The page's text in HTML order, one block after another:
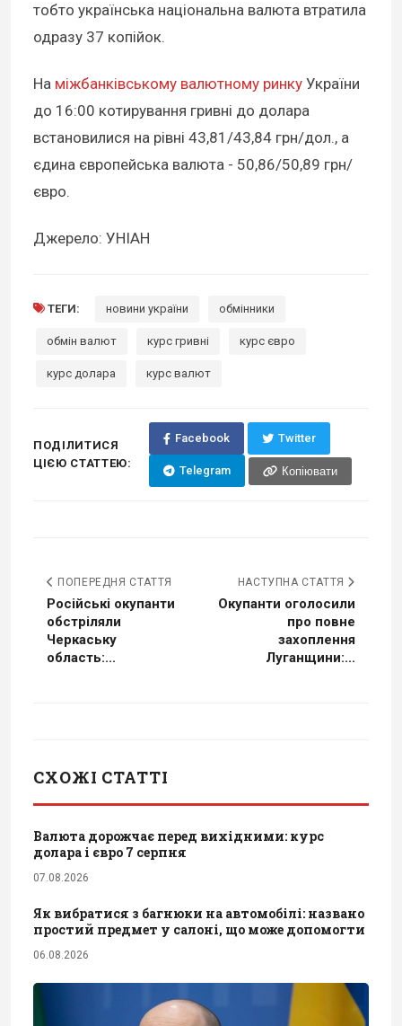
тобто українська національна валюта втратила
одразу 37 копійок.
На міжбанківському валютному ринку України
до 16:00 котирування гривні до долара
встановилися на рівні 43,81/43,84 грн/дол., а
єдина європейська валюта - 50,86/50,89 грн/
євро.
Джерело: УНІАН
ТЕГИ: новини україни обмінники
обмін валют курс гривні курс євро
курс долара курс валют
ПОДІЛИТИСЯ
ЦІЄЮ СТАТТЕЮ:
Facebook Twitter
Telegram Копіювати
ПОПЕРЕДНЯ СТАТТЯ
Російські окупанти
обстріляли
Черкаську
область:...
НАСТУПНА СТАТТЯ
Окупанти оголосили
про повне
захоплення
Луганщини:...
СХОЖІ СТАТТІ
Валюта дорожчає перед вихідними: курс
долара і євро 7 серпня
07.08.2026
Як вибратися з багнюки на автомобілі: названо
простий предмет у салоні, що може допомогти
06.08.2026